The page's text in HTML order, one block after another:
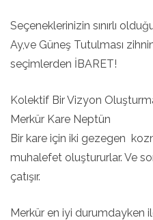
Seçeneklerinizin sınırlı
Ay,ve Güneş Tutulması
seçimlerden İBARET!
Kolektif Bir Vizyon
Merkür Kare Neptün
Bir kare için iki gezegen
muhalefet oluştururlar. Ve
çatışır.
Merkür en iyi durumdayken